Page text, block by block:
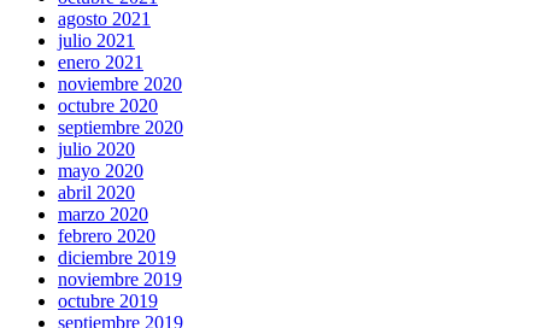
agosto 2021
julio 2021
enero 2021
noviembre 2020
octubre 2020
septiembre 2020
julio 2020
mayo 2020
abril 2020
marzo 2020
febrero 2020
diciembre 2019
noviembre 2019
octubre 2019
septiembre 2019